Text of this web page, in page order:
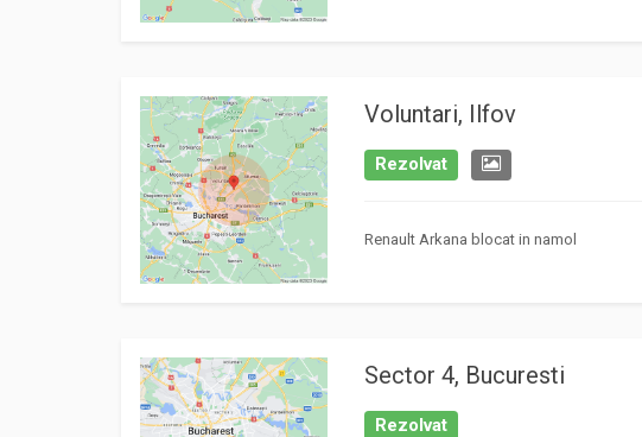
Voluntari, Ilfov
Rezolvat
Renault Arkana blocat in namol
Sector 4, Bucuresti
Rezolvat